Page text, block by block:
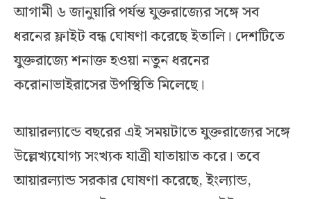
আগামী ৬ জানুয়ারি পর্যন্ত যুক্তরাজ্যের সঙ্গে সব
ধরনের ফ্লাইট বন্ধ ঘোষণা করেছে ইতালি। দেশটিতে
যুক্তরাজ্যে শনাক্ত হওয়া নতুন ধরনের
করোনাভাইরাসের উপস্থিতি মিলেছে।
আয়ারল্যান্ডে বছরের এই সময়টাতে যুক্তরাজ্যের সঙ্গে
উল্লেখ্যযোগ্য সংখ্যক যাত্রী যাতায়াত করে। তবে
আয়ার‌ল্যান্ড সরকার ঘোষণা করেছে, ইংল্যান্ড,